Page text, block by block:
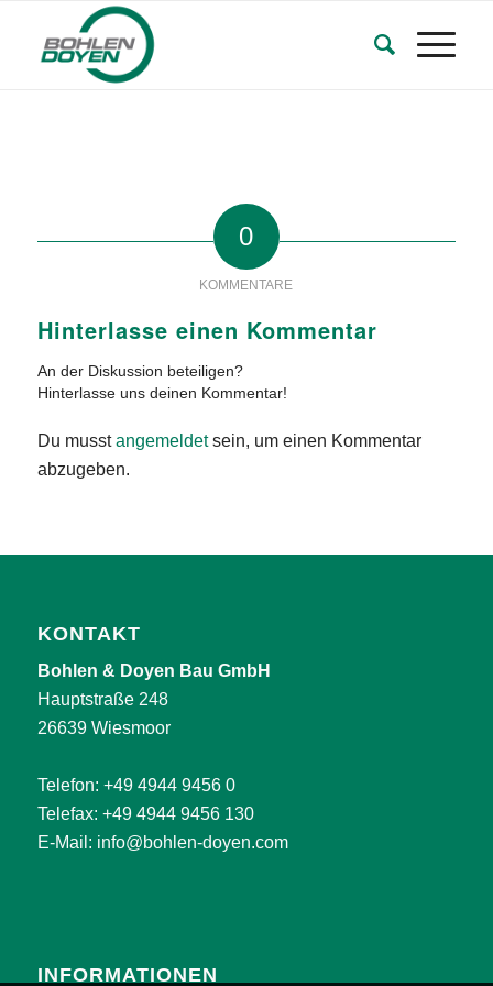
0
KOMMENTARE
Hinterlasse einen Kommentar
An der Diskussion beteiligen?
Hinterlasse uns deinen Kommentar!
Du musstangemeldetsein, um einen Kommentar
abzugeben.
KONTAKT
Bohlen & Doyen Bau GmbH
Hauptstraße 248
26639 Wiesmoor
Telefon: +49 4944 9456 0
Telefax: +49 4944 9456 130
E-Mail: info@bohlen-doyen.com
INFORMATIONEN